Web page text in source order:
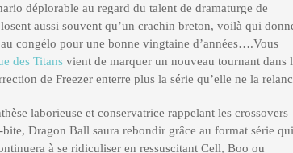
déplorable au regard du talent de dramaturge de
aussi souvent qu’un crachin breton, voilà qui
congélo pour une bonne vingtaine d’années….Vous
des Titans vient de marquer un nouveau tournant dans
de Freezer enterre plus la série qu’elle ne la
laborieuse et conservatrice rappelant les crossovers
Dragon Ball saura rebondir grâce au format série
à se ridiculiser en ressuscitant Cell, Boo ou